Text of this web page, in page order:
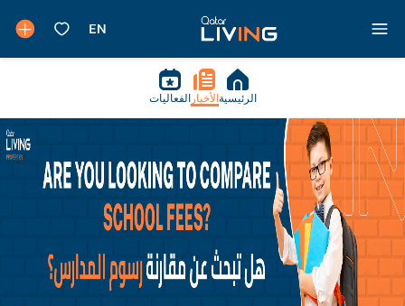
الرئيسية الأخبار الفعاليات